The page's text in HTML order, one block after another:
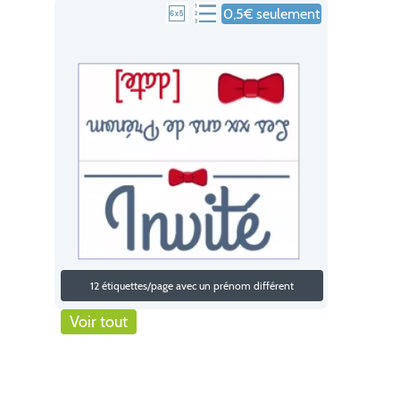
0,5€ seulement
12 étiquettes/page avec un prénom différent
Voir tout